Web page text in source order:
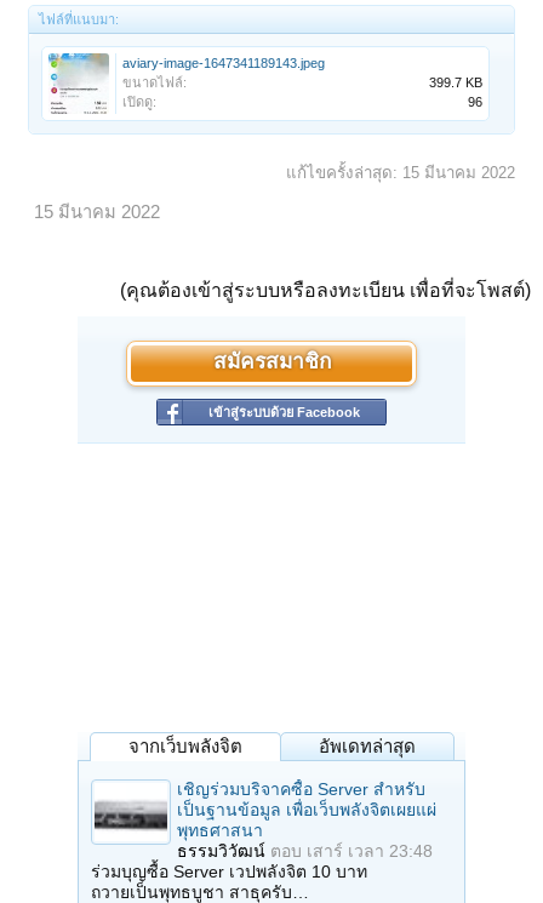
ไฟล์ที่แนบมา:
aviary-image-1647341189143.jpeg
ขนาดไฟล์:
399.7 KB
เปิดดู:
96
แก้ไขครั้งล่าสุด: 15 มีนาคม 2022
15 มีนาคม 2022
(คุณต้องเข้าสู่ระบบหรือลงทะเบียน เพื่อที่จะโพสต์)
สมัครสมาชิก
เข้าสู่ระบบด้วย Facebook
จากเว็บพลังจิต อัพเดทล่าสุด
เชิญร่วมบริจาคซื้อ Server สำหรับ
เป็นฐานข้อมูล เพื่อเว็บพลังจิตเผยแผ่
พุทธศาสนา
ธรรมวิวัฒน์ ตอบ เสาร์ เวลา 23:48
ร่วมบุญซื้อ Server เวปพลังจิต 10 บาท
ถวายเป็นพุทธบูชา สาธุครับ…